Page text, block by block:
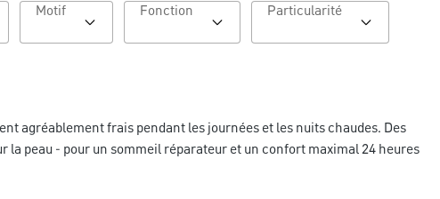
Motif Particularité
agréablement frais pendant les journées et les nuits chaudes. Des
peau - pour un sommeil réparateur et un confort maximal 24 heures